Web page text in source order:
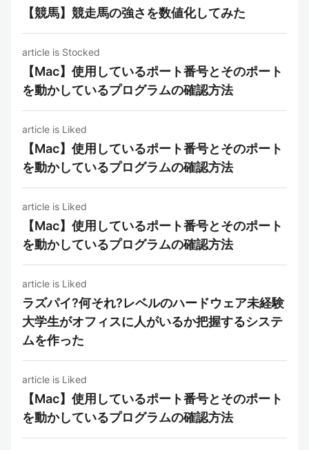
【競馬】競走馬の強さを数値化してみた
article is Stocked
【Mac】使用しているポート番号とそのポート
を動かしているプログラムの確認方法
article is Liked
【Mac】使用しているポート番号とそのポート
を動かしているプログラムの確認方法
article is Liked
【Mac】使用しているポート番号とそのポート
を動かしているプログラムの確認方法
article is Liked
ラズパイ?何それ?レベルのハードウェア未経験
大学生がオフィスに人がいるか把握するシステ
ムを作った
article is Liked
【Mac】使用しているポート番号とそのポート
を動かしているプログラムの確認方法